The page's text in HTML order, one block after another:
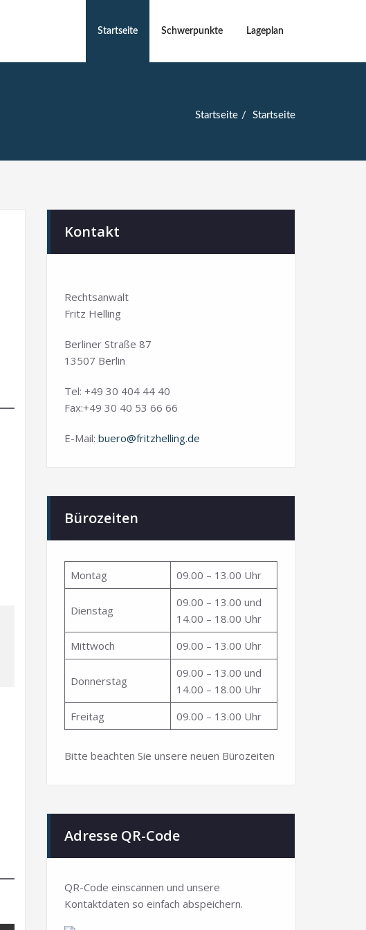
Startseite Schwerpunkte Lageplan
Startseite Startseite
Kontakt
Rechtsanwalt
Fritz Helling
Berliner Straße 87
13507 Berlin
Tel: +49 30 404 44 40
Fax:+49 30 40 53 66 66
E-Mail: buero@fritzhelling.de
Bürozeiten
Montag 09.00 – 13.00 Uhr
Dienstag
09.00 – 13.00 und
14.00 – 18.00 Uhr
Mittwoch
09.00 – 13.00 Uhr
Donnerstag
09.00 – 13.00 und
14.00 – 18.00 Uhr
Freitag
09.00 – 13.00 Uhr
Bitte beachten Sie unsere neuen Bürozeiten
Adresse QR-Code
QR-Code einscannen und unsere
Kontaktdaten so einfach abspeichern.